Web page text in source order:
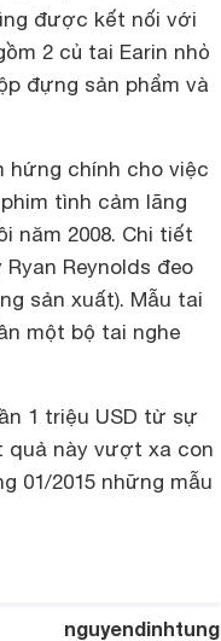
được kết nối với
2 củ tai Earin nhỏ
đựng sản phẩm và
hứng chính cho việc
tình cảm lãng
năm 2008. Chi tiết
Reynolds đeo
sản xuất). Mẫu tai
một bộ tai nghe
1 triệu USD từ sự
quả này vượt xa con
01/2015 những mẫu
nguyendinhtung